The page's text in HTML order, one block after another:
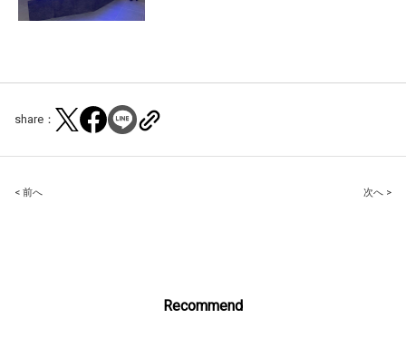
share：
Post
< 前へ 次へ >
Recommend